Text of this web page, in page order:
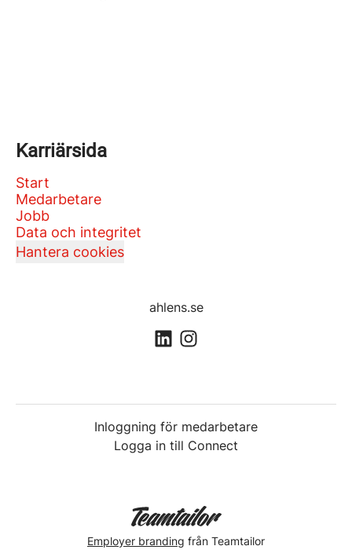
Karriärsida
Start
Medarbetare
Jobb
Data och integritet
Hantera cookies
ahlens.se
Inloggning för medarbetare
Logga in till Connect
Employer branding från Teamtailor